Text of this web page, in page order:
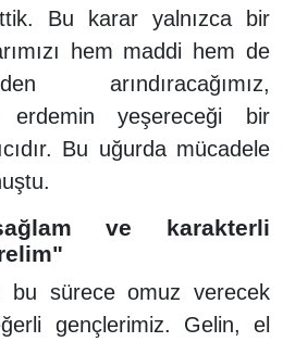
Bu karar yalnızca bir
hem maddi hem de
arındıracağımız,
erdemin yeşereceği bir
Bu uğurda mücadele
ve karakterli
bu sürece omuz verecek
gençlerimiz. Gelin, el